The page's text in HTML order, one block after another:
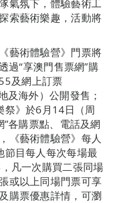
氣氛下，體驗藝術工
索藝術樂趣，活動將
藝術體驗營》門票將
過“享澳門售票網”購
及網上訂票
海外）公開發售；
》於6月14日（周
各購票點、電話及網
《藝術體驗營》每人
節目每人每次每場最
凡一次購買二張同場
或以上同場門票可享
購票優惠詳情，可瀏